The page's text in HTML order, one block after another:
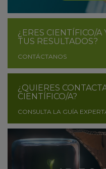
¿ERES CIENTÍFICO/
TUS RESULTADOS?
CONTÁCTANOS
¿QUIERES
CIENTÍFICO/A?
CONSULTA LA GUÍA